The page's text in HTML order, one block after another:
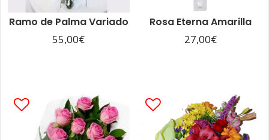
Ramo de Palma Variado
55,00€
Rosa Eterna Amarilla
27,00€